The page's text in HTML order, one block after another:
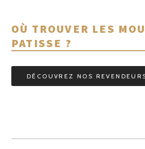
OÙ TROUVER LES
PATISSE ?
DÉCOUVREZ NOS